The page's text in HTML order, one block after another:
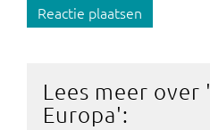
Reactie plaatsen
Lees meer over '
Europa':